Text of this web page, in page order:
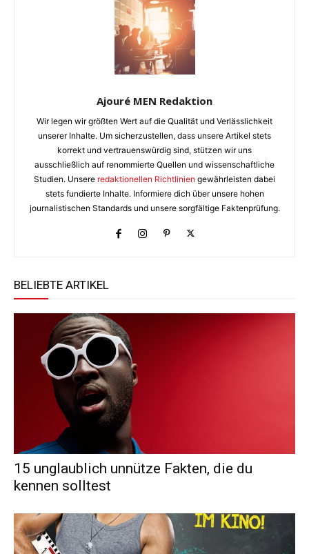
Ajouré MEN Redaktion
Wir legen wir größten Wert auf die Qualität und Verlässlichkeit
unserer Inhalte. Um sicherzustellen, dass unsere Artikel stets
korrekt und vertrauenswürdig sind, stützen wir uns
ausschließlich auf renommierte Quellen und wissenschaftliche
Studien. Unsere redaktionellen Richtlinien gewährleisten dabei
stets fundierte Inhalte. Informiere dich über unsere hohen
journalistischen Standards und unsere sorgfältige Faktenprüfung.
BELIEBTE ARTIKEL
15 unglaublich unnütze Fakten, die du
kennen solltest